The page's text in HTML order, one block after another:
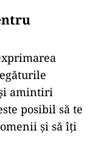
amintiri
posibil să te
și să îți